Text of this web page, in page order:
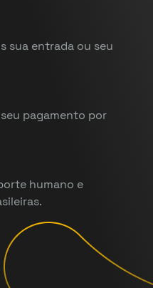
sua entrada ou seu
pagamento por
humano e